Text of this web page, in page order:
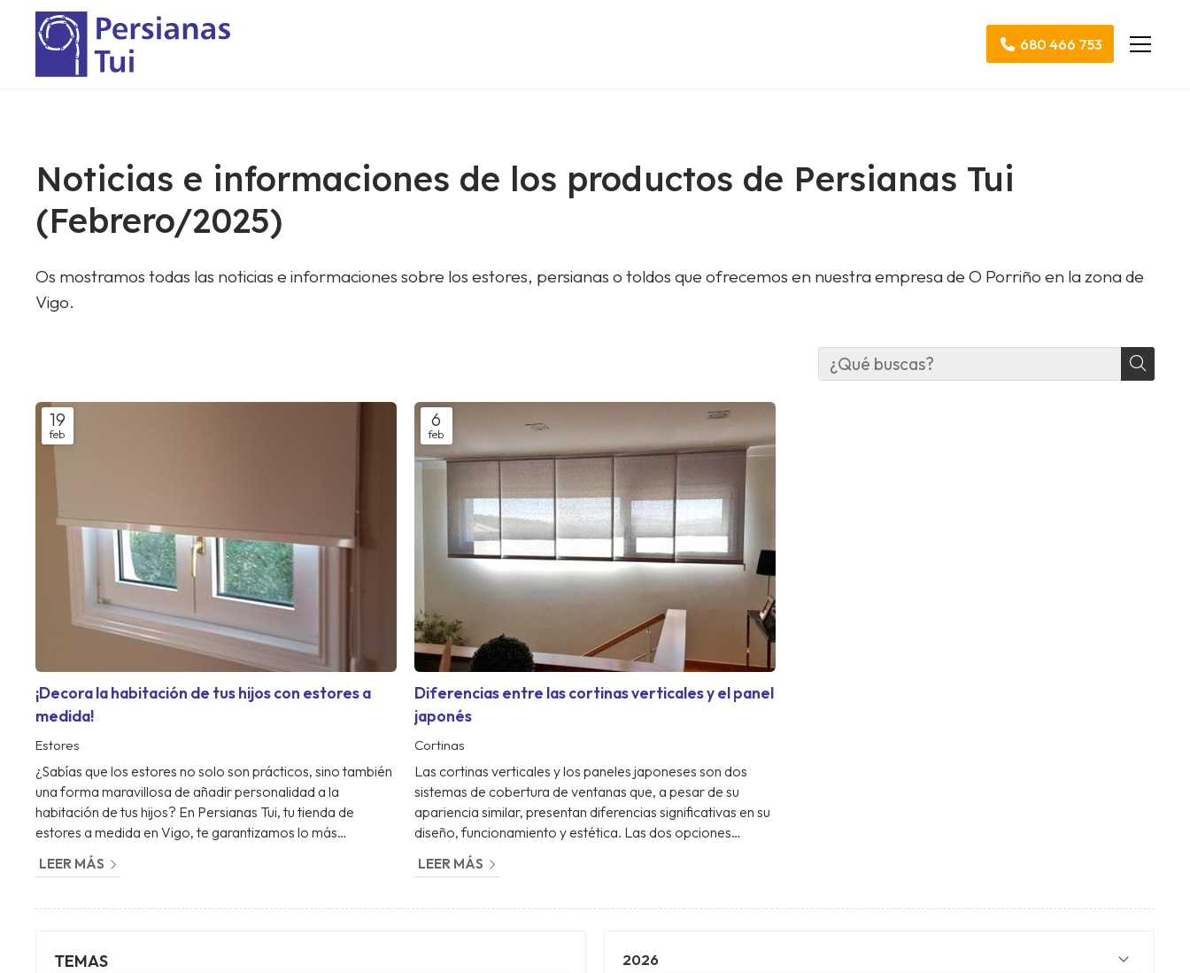
680 466 753
Noticias e informaciones de los productos de Persianas Tui
(Febrero/2025)
Os mostramos todas las noticias e informaciones sobre los estores, persianas o toldos que ofrecemos en nuestra empresa de O Porriño en la zona de
Vigo.
TEMAS
19
feb
¡Decora la habitación de tus hijos con estores a
medida!
Estores
¿Sabías que los estores no solo son prácticos, sino también
una forma maravillosa de añadir personalidad a la
habitación de tus hijos? En Persianas Tui, tu tienda de
estores a medida en Vigo, te garantizamos lo más
importantes de esta compra: unos estores nuevos que
combinen funcionalidad, estilo y calidad. Con nuestro
un lugar acogedor y único. ¡Sigue leyendo para descubrirlo!
hablamo...
LEER MÁS
6
feb
Diferencias entre las cortinas verticales y el panel
japonés
Cortinas
Las cortinas verticales y los paneles japoneses son dos
sistemas de cobertura de ventanas que, a pesar de su
apariencia similar, presentan diferencias significativas en su
diseño, funcionamiento y estética. Las dos opciones
ofrecen soluciones versátiles para controlar la luz y la
privacidad, pero cada una se adapta mejor a ciertos
sobre sus diferencias? ¡En Persianas Tui te damos las
LEER MÁS
2026